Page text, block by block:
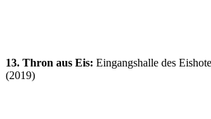
13. Thron aus Eis: Eingangshalle des
(2019)